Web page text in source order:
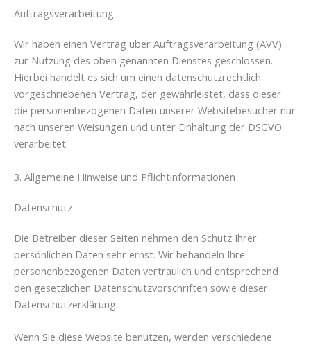
Auftragsverarbeitung
Wir haben einen Vertrag über Auftragsverarbeitung (AVV)
zur Nutzung des oben genannten Dienstes geschlossen.
Hierbei handelt es sich um einen datenschutzrechtlich
vorgeschriebenen Vertrag, der gewährleistet, dass dieser
die personenbezogenen Daten unserer Websitebesucher nur
nach unseren Weisungen und unter Einhaltung der DSGVO
verarbeitet.
3. Allgemeine Hinweise und Pflicht­informationen
Datenschutz
Die Betreiber dieser Seiten nehmen den Schutz Ihrer
persönlichen Daten sehr ernst. Wir behandeln Ihre
personenbezogenen Daten vertraulich und entsprechend
den gesetzlichen Datenschutzvorschriften sowie dieser
Datenschutzerklärung.
Wenn Sie diese Website benutzen, werden verschiedene